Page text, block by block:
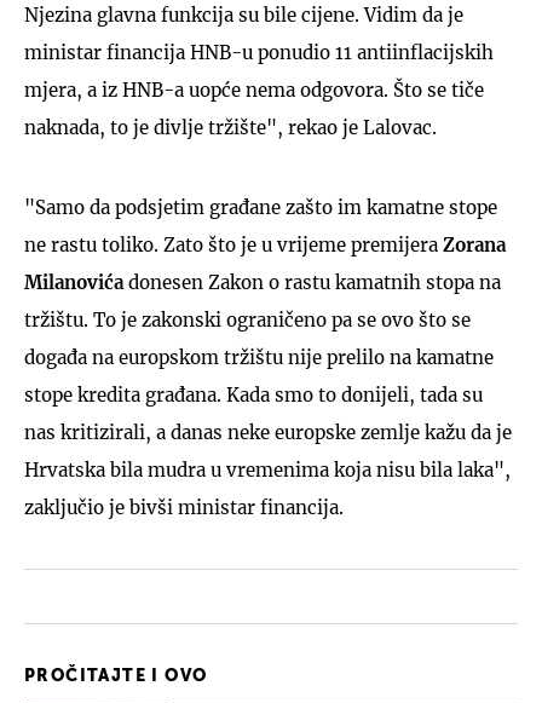
Njezina glavna funkcija su bile cijene. Vidim da je
ministar financija HNB-u ponudio 11 antiinflacijskih
mjera, a iz HNB-a uopće nema odgovora. Što se tiče
naknada, to je divlje tržište", rekao je Lalovac.
"Samo da podsjetim građane zašto im kamatne stope
ne rastu toliko. Zato što je u vrijeme premijera Zorana
Milanovića donesen Zakon o rastu kamatnih stopa na
tržištu. To je zakonski ograničeno pa se ovo što se
događa na europskom tržištu nije prelilo na kamatne
stope kredita građana. Kada smo to donijeli, tada su
nas kritizirali, a danas neke europske zemlje kažu da je
Hrvatska bila mudra u vremenima koja nisu bila laka",
zaključio je bivši ministar financija.
PROČITAJTE I OVO